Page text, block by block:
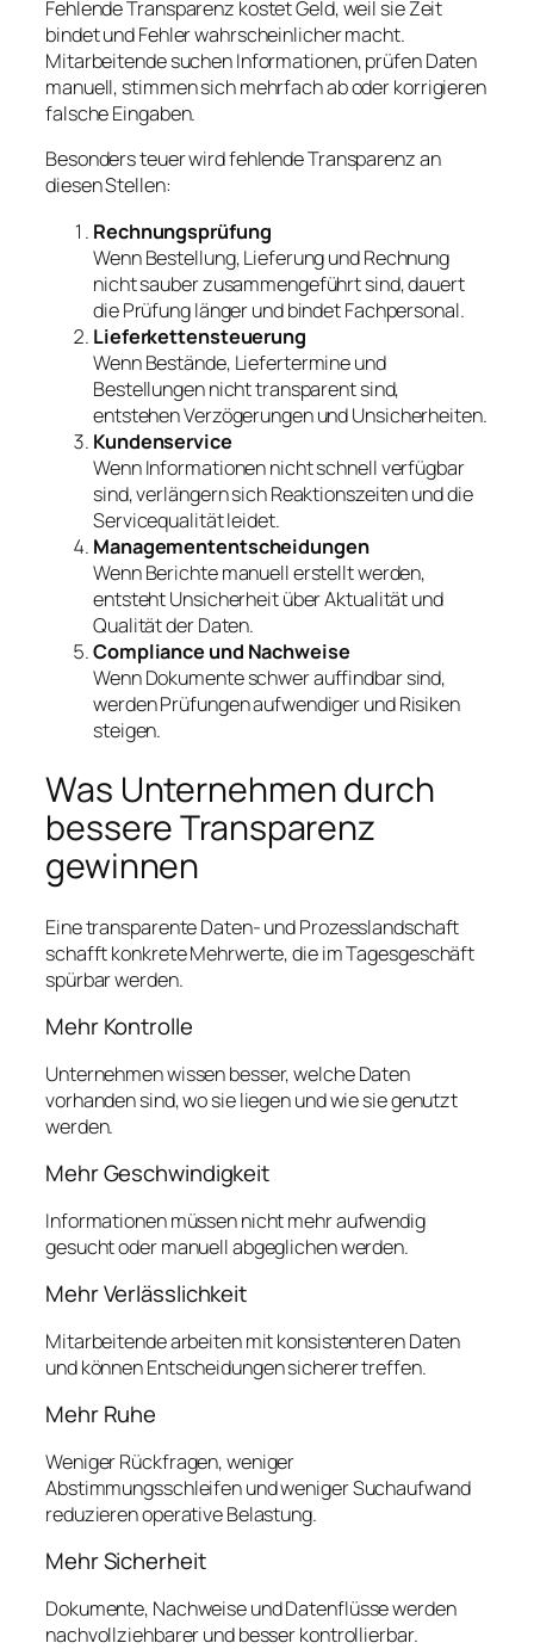
Fehlende Transparenz kostet Geld, weil sie Zeit
bindet und Fehler wahrscheinlicher macht.
Mitarbeitende suchen Informationen, prüfen Daten
manuell, stimmen sich mehrfach ab oder korrigieren
falsche Eingaben.
Besonders teuer wird fehlende Transparenz an
diesen Stellen:
Rechnungsprüfung
Wenn Bestellung, Lieferung und Rechnung
nicht sauber zusammengeführt sind, dauert
die Prüfung länger und bindet Fachpersonal.
Lieferkettensteuerung
Wenn Bestände, Liefertermine und
Bestellungen nicht transparent sind,
entstehen Verzögerungen und Unsicherheiten.
Kundenservice
Wenn Informationen nicht schnell verfügbar
sind, verlängern sich Reaktionszeiten und die
Servicequalität leidet.
Managemententscheidungen
Wenn Berichte manuell erstellt werden,
entsteht Unsicherheit über Aktualität und
Qualität der Daten.
Compliance und Nachweise
Wenn Dokumente schwer auffindbar sind,
werden Prüfungen aufwendiger und Risiken
steigen.
Was Unternehmen durch
bessere Transparenz
gewinnen
Eine transparente Daten- und Prozesslandschaft
schafft konkrete Mehrwerte, die im Tagesgeschäft
spürbar werden.
Mehr Kontrolle
Unternehmen wissen besser, welche Daten
vorhanden sind, wo sie liegen und wie sie genutzt
werden.
Mehr Geschwindigkeit
Informationen müssen nicht mehr aufwendig
gesucht oder manuell abgeglichen werden.
Mehr Verlässlichkeit
Mitarbeitende arbeiten mit konsistenteren Daten
und können Entscheidungen sicherer treffen.
Mehr Ruhe
Weniger Rückfragen, weniger
Abstimmungsschleifen und weniger Suchaufwand
reduzieren operative Belastung.
Mehr Sicherheit
Dokumente, Nachweise und Datenflüsse werden
nachvollziehbarer und besser kontrollierbar.